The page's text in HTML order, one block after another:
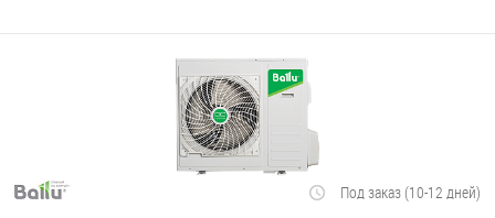
Под заказ (10-12 дней)